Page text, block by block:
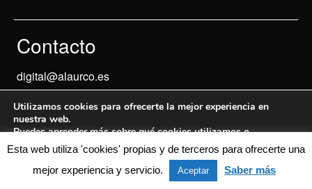
Contacto
digital@alaurco.es
© 2024 Informados Aviso Legal
Esta web utiliza 'cookies' propias y de terceros para ofrecerte una
mejor experiencia y servicio.
Aceptar Saber más
Utilizamos cookies para ofrecerte la mejor experiencia en
nuestra web.
Puedes aprender más sobre qué cookies utilizamos o
desactivarlas en losajustes.
Aceptar